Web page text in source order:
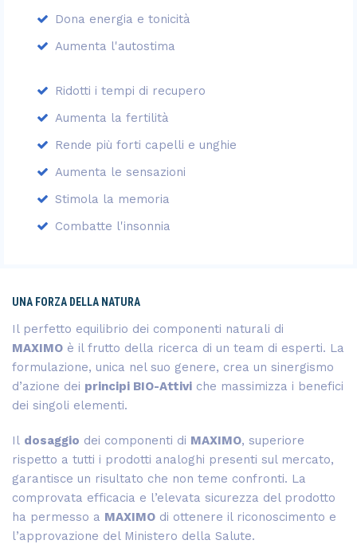
Dona energia e tonicità
Aumenta l'autostima
Ridotti i tempi di recupero
Aumenta la fertilità
Rende più forti capelli e unghie
Aumenta le sensazioni
Stimola la memoria
Combatte l'insonnia
UNA FORZA DELLA NATURA
Il perfetto equilibrio dei componenti naturali di
MAXIMO è il frutto della ricerca di un team di esperti. La
formulazione, unica nel suo genere, crea un sinergismo
d’azione dei principi BIO-Attivi che massimizza i benefici
dei singoli elementi.
Il dosaggio dei componenti di MAXIMO, superiore
rispetto a tutti i prodotti analoghi presenti sul mercato,
garantisce un risultato che non teme confronti. La
comprovata efficacia e l’elevata sicurezza del prodotto
ha permesso a MAXIMO di ottenere il riconoscimento e
l’approvazione del Ministero della Salute.